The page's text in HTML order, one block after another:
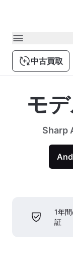
中古買取
モ
Sharp
1年
証